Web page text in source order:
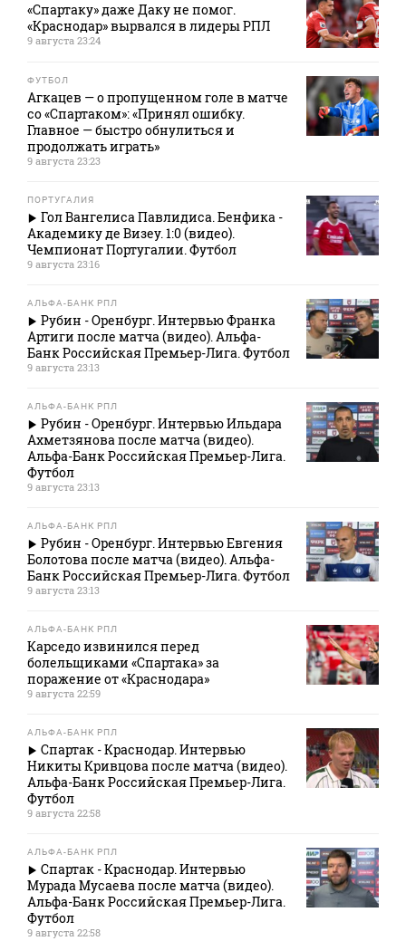
«Спартаку» даже Даку не помог.
«Краснодар» вырвался в лидеры РПЛ
9 августа 23:24
ФУТБОЛ
Агкацев — о пропущенном голе в матче
со «Спартаком»: «Принял ошибку.
Главное — быстро обнулиться и
продолжать играть»
9 августа 23:23
ПОРТУГАЛИЯ
Гол Вангелиса Павлидиса. Бенфика -
Академику де Визеу. 1:0 (видео).
Чемпионат Португалии. Футбол
9 августа 23:16
АЛЬФА-БАНК РПЛ
Рубин - Оренбург. Интервью Франка
Артиги после матча (видео). Альфа-
Банк Российская Премьер-Лига. Футбол
9 августа 23:13
АЛЬФА-БАНК РПЛ
Рубин - Оренбург. Интервью Ильдара
Ахметзянова после матча (видео).
Альфа-Банк Российская Премьер-Лига.
Футбол
9 августа 23:13
АЛЬФА-БАНК РПЛ
Рубин - Оренбург. Интервью Евгения
Болотова после матча (видео). Альфа-
Банк Российская Премьер-Лига. Футбол
9 августа 23:13
АЛЬФА-БАНК РПЛ
Карседо извинился перед
болельщиками «Спартака» за
поражение от «Краснодара»
9 августа 22:59
АЛЬФА-БАНК РПЛ
Спартак - Краснодар. Интервью
Никиты Кривцова после матча (видео).
Альфа-Банк Российская Премьер-Лига.
Футбол
9 августа 22:58
АЛЬФА-БАНК РПЛ
Спартак - Краснодар. Интервью
Мурада Мусаева после матча (видео).
Альфа-Банк Российская Премьер-Лига.
Футбол
9 августа 22:58